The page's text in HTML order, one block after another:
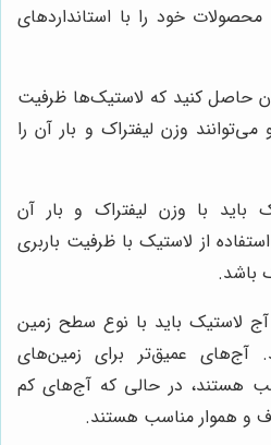
خود را با استانداردهای
حاصل کنید که لاستیک‌ها ظرفیت
می‌توانند وزن لیفتراک و بار آن را
باید با وزن لیفتراک و بار آن
از لاستیک با ظرفیت باربری
باشد.
لاستیک باید با نوع سطح زمین
آج‌های عمیق‌تر برای زمین‌های
هستند، در حالی که آج‌های کم
و هموار مناسب هستند.